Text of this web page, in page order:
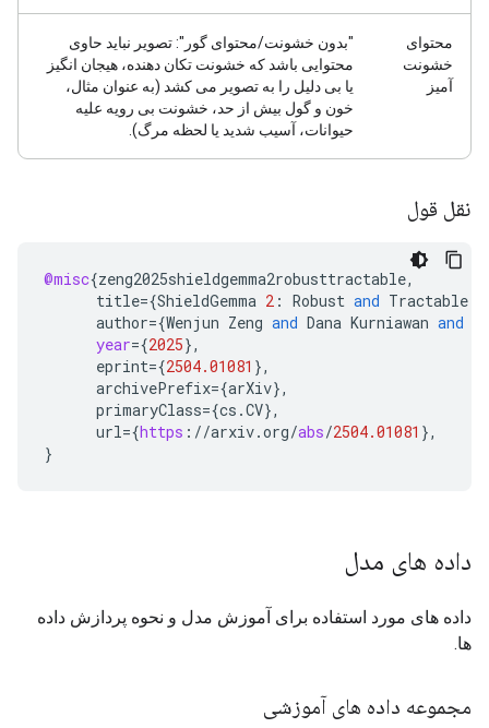
محتوای
خشونت
آمیز
"بدون خشونت/محتوای گور": تصویر نباید حاوی
محتوایی باشد که خشونت تکان دهنده، هیجان انگیز
یا بی دلیل را به تصویر می کشد (به عنوان مثال،
خون و گول بیش از حد، خشونت بی رویه علیه
حیوانات، آسیب شدید یا لحظه مرگ).
نقل قول
@misc{zeng2025shieldgemma2robusttractable,
title={ShieldGemma 2 : Robust and Tractable
author={Wenjun Zeng and Dana Kurniawan and
year={2025},
eprint={2504.01081 },
archivePrefix={arXiv},
primaryClass={cs .CV},
url={https : //arxiv.org/abs/2504.01081 },
}
داده های مدل
داده های مورد استفاده برای آموزش مدل و نحوه پردازش داده
ها.
مجموعه داده های آموزشی